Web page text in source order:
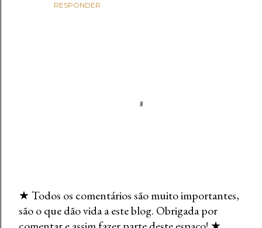
RESPONDER
E
★ Todos os comentários são muito importantes,
são o que dão vida a este blog. Obrigada por